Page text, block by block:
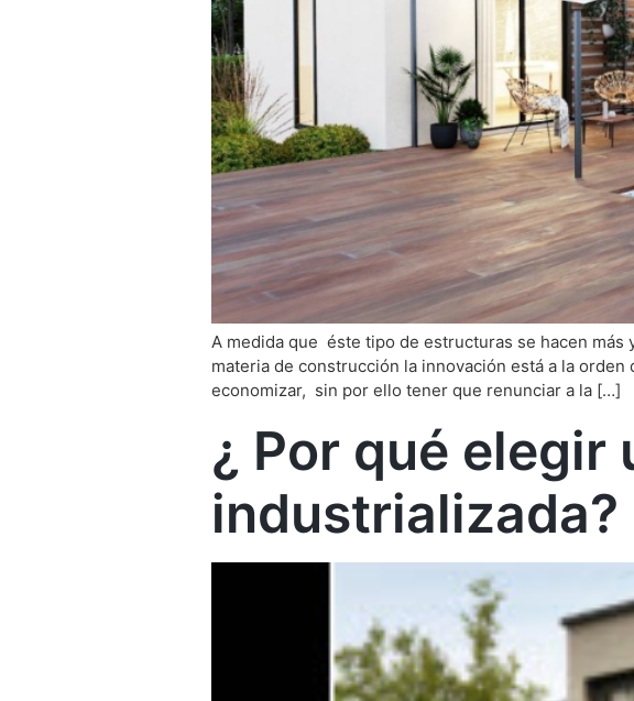
A medida que éste tipo de estructuras se hacen más
materia de construcción la innovación está a la
economizar, sin por ello tener que renunciar a la […]
¿ Por qué elegir
industrializada?